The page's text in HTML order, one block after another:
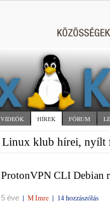
VIDEÓK HÍREK FÓRUM
Linux klub hírei, nyílt
ProtonVPN CLI Debian
5 éve | M Imre | 14 hozzászólás